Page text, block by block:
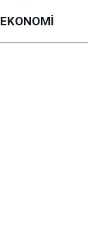
EKONOMI